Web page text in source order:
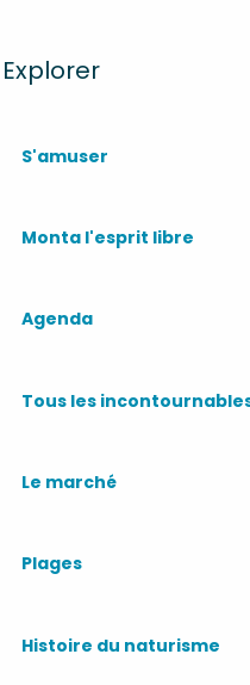
Explorer
S'amuser
Monta l'esprit libre
Agenda
Tous les
Le marché
Plages
Histoire du naturisme
erreur
12